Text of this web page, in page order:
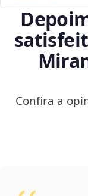
Confira a